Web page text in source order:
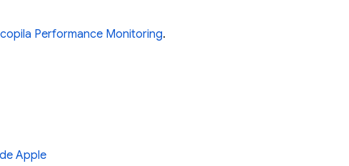
Performance Monitoring.
Apple